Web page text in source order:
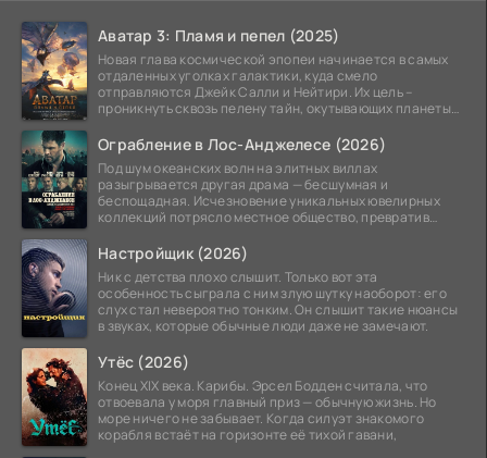
Аватар 3: Пламя и пепел (2025)
Новая глава космической эпопеи начинается в самых
отдаленных уголках галактики, куда смело
отправляются Джейк Салли и Нейтири. Их цель –
проникнуть сквозь пелену тайн, окутывающих планеты
Ограбление в Лос-Анджелесе (2026)
Под шум океанских волн на элитных виллах
разыгрывается другая драма — бесшумная и
беспощадная. Исчезновение уникальных ювелирных
коллекций потрясло местное общество, превратив
Настройщик (2026)
Ник с детства плохо слышит. Только вот эта
особенность сыграла с ним злую шутку наоборот: его
слух стал невероятно тонким. Он слышит такие нюансы
в звуках, которые обычные люди даже не замечают.
Утёс (2026)
Конец XIX века. Карибы. Эрсел Бодден считала, что
отвоевала у моря главный приз — обычную жизнь. Но
море ничего не забывает. Когда силуэт знакомого
корабля встаёт на горизонте её тихой гавани,